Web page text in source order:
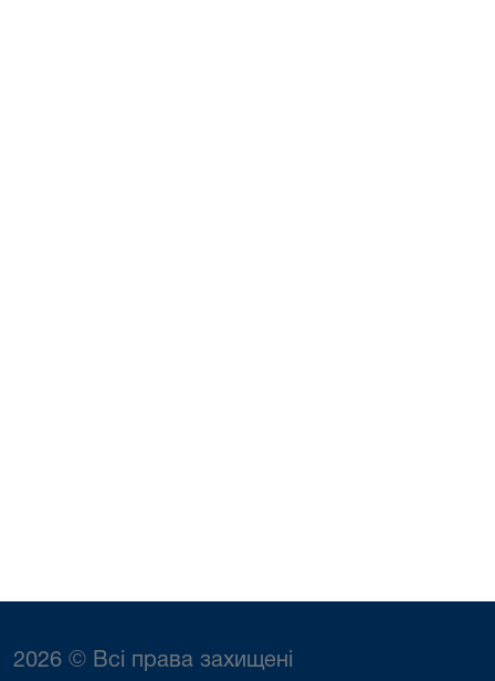
2026 © Всі права захищені